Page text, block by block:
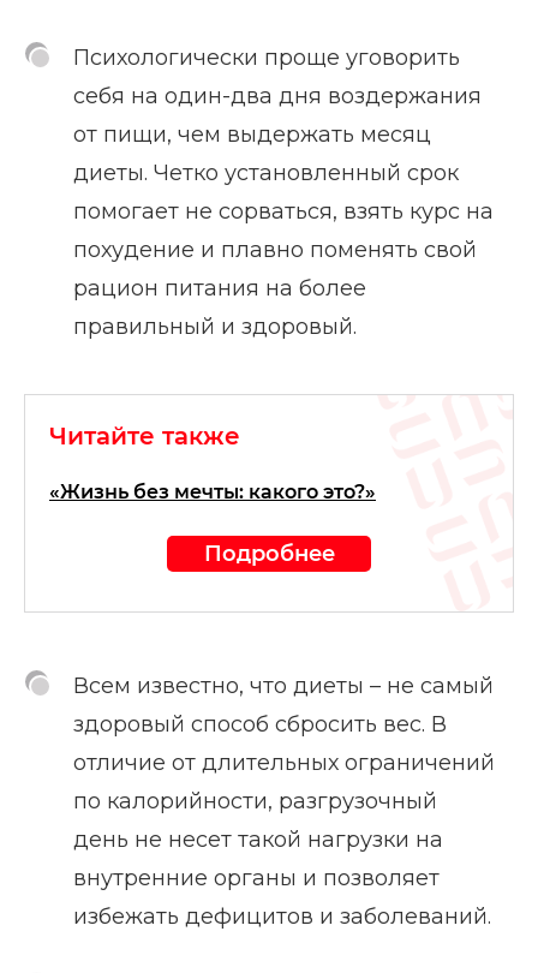
Психологически проще уговорить
себя на один-два дня воздержания
от пищи, чем выдержать месяц
диеты. Четко установленный срок
помогает не сорваться, взять курс на
похудение и плавно поменять свой
рацион питания на более
правильный и здоровый.
Читайте также
«Жизнь без мечты: какого это?»
Подробнее
Всем известно, что диеты – не самый
здоровый способ сбросить вес. В
отличие от длительных ограничений
по калорийности, разгрузочный
день не несет такой нагрузки на
внутренние органы и позволяет
избежать дефицитов и заболеваний.